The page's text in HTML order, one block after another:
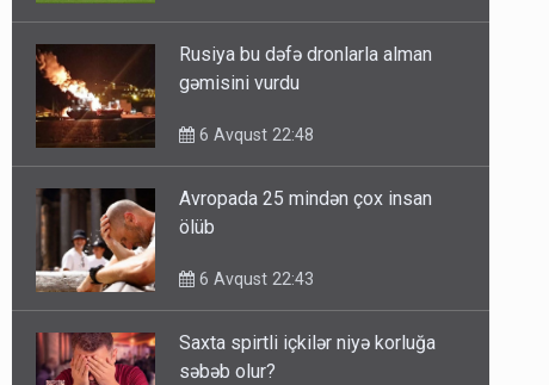
Rusiya bu dəfə dronlarla alman
gəmisini vurdu
6 Avqust 22:48
Avropada 25 mindən çox insan
ölüb
6 Avqust 22:43
Saxta spirtli içkilər niyə korluğa
səbəb olur?